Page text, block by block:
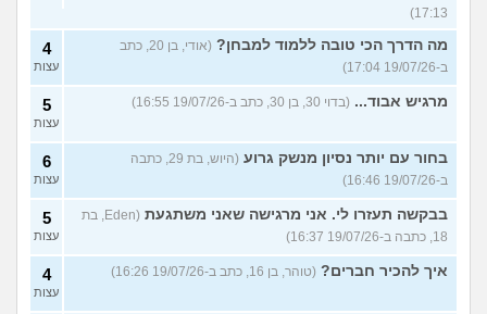
17:13)
מה הדרך הכי טובה ללמוד למבחן?
(אודי, בן 20, כתב
ב-19/07/26 17:04)
4
עצות
מרגיש אבוד... (בדוי 30, בן 30, כתב ב-19/07/26 16:55) 5
עצות
בחור עם יותר נסיון מנשק גרוע
(היוש, בת 29, כתבה
ב-19/07/26 16:46)
6
עצות
בבקשה תעזרו לי. אני מרגישה שאני משתגעת
(Eden, בת
18, כתבה ב-19/07/26 16:37)
5
עצות
איך להכיר חברים? (טוהר, בן 16, כתב ב-19/07/26 16:26) 4
עצות